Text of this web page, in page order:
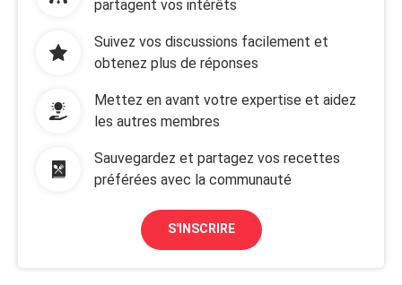
partagent vos intérêts
Suivez vos discussions facilement et
obtenez plus de réponses
Mettez en avant votre expertise et aidez
les autres membres
Sauvegardez et partagez vos recettes
préférées avec la communauté
S'INSCRIRE